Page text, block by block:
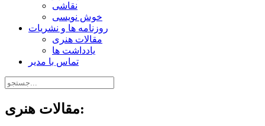
نقاشی
خوش نویسی
روزنامه ها و نشریات
مقالات هنری
یادداشت ها
تماس با مدیر
مقالات هنری: